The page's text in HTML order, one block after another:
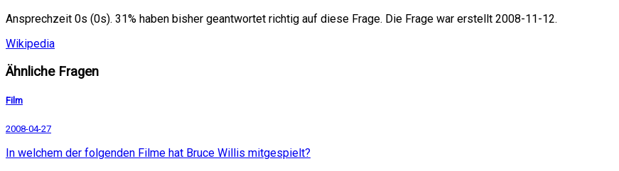
Ansprechzeit 0s (0s). 31% haben bisher geantwortet richtig auf diese Frage. Die Frage war erstellt 2008-11-12.
Wikipedia
Ähnliche Fragen
Film
2008-04-27
In welchem der folgenden Filme hat Bruce Willis mitgespielt?